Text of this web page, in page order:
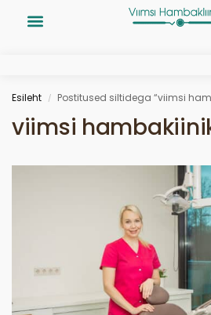
Esileht / Postitused siltidega “viimsi
viimsi